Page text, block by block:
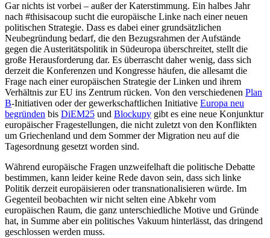
Gar nichts ist vorbei – außer der Katerstimmung. Ein halbes Jahr
nach #thisisacoup sucht die europäische Linke nach einer neuen
politischen Strategie. Dass es dabei einer grundsätzlichen
Neubegründung bedarf, die den Bezugsrahmen der Aufstände
gegen die Austeritätspolitik in Südeuropa überschreitet, stellt die
große Herausforderung dar. Es überrascht daher wenig, dass sich
derzeit die Konferenzen und Kongresse häufen, die allesamt die
Frage nach einer europäischen Strategie der Linken und ihrem
Verhältnis zur EU ins Zentrum rücken. Von den verschiedenen Plan
B-Initiativen oder der gewerkschaftlichen Initiative Europa neu
begründen bis DiEM25 und Blockupy gibt es eine neue Konjunktur
europäischer Fragestellungen, die nicht zuletzt von den Konflikten
um Griechenland und dem Sommer der Migration neu auf die
Tagesordnung gesetzt worden sind.
Während europäische Fragen unzweifelhaft die politische Debatte
bestimmen, kann leider keine Rede davon sein, dass sich linke
Politik derzeit europäisieren oder transnationalisieren würde. Im
Gegenteil beobachten wir nicht selten eine Abkehr vom
europäischen Raum, die ganz unterschiedliche Motive und Gründe
hat, in Summe aber ein politisches Vakuum hinterlässt, das dringend
geschlossen werden muss.